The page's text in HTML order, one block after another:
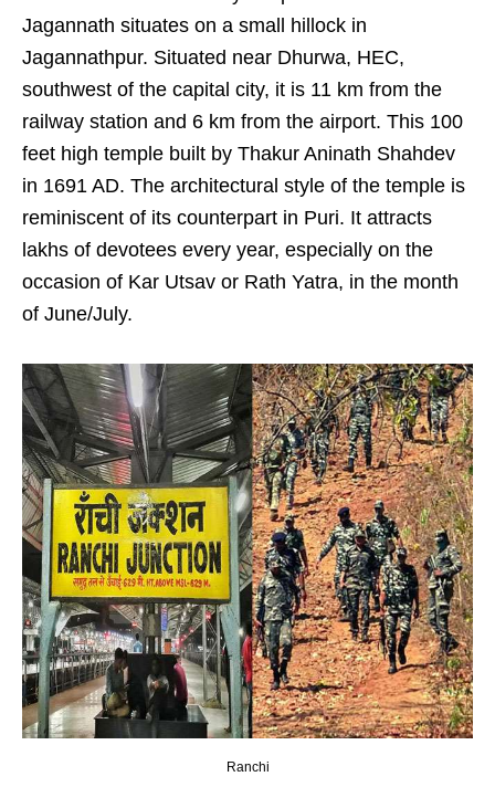
Jagannath situates on a small hillock in
Jagannathpur. Situated near Dhurwa, HEC,
southwest of the capital city, it is 11 km from the
railway station and 6 km from the airport. This 100
feet high temple built by Thakur Aninath Shahdev
in 1691 AD. The architectural style of the temple is
reminiscent of its counterpart in Puri. It attracts
lakhs of devotees every year, especially on the
occasion of Kar Utsav or Rath Yatra, in the month
of June/July.
Ranchi